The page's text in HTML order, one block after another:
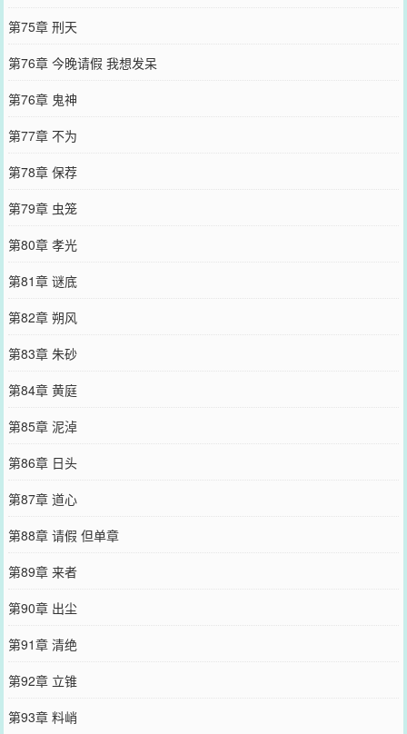
第75章 刑天
第76章 今晚请假 我想发呆
第76章 鬼神
第77章 不为
第78章 保荐
第79章 虫笼
第80章 孝光
第81章 谜底
第82章 朔风
第83章 朱砂
第84章 黄庭
第85章 泥淖
第86章 日头
第87章 道心
第88章 请假 但单章
第89章 来者
第90章 出尘
第91章 清绝
第92章 立锥
第93章 料峭